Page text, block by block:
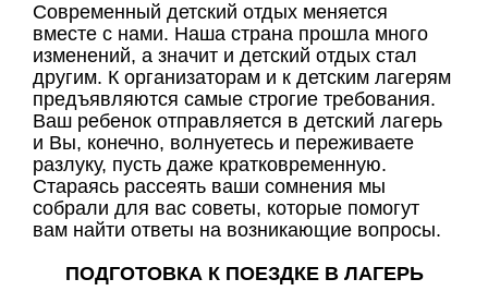
Современный детский отдых меняется
вместе с нами. Наша страна прошла много
изменений, а значит и детский отдых стал
другим. К организаторам и к детским лагерям
предъявляются самые строгие требования.
Ваш ребенок отправляется в детский лагерь
и Вы, конечно, волнуетесь и переживаете
разлуку, пусть даже кратковременную.
Стараясь рассеять ваши сомнения мы
собрали для вас советы, которые помогут
вам найти ответы на возникающие вопросы.
ПОДГОТОВКА К ПОЕЗДКЕ В ЛАГЕРЬ